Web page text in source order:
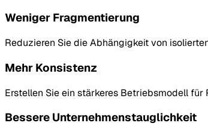
Weniger Fragmentierung
Reduzieren Sie die Abhängigkeit von
Mehr Konsistenz
Erstellen Sie ein stärkeres Betriebsmodell
Bessere Unternehmenstauglichkeit